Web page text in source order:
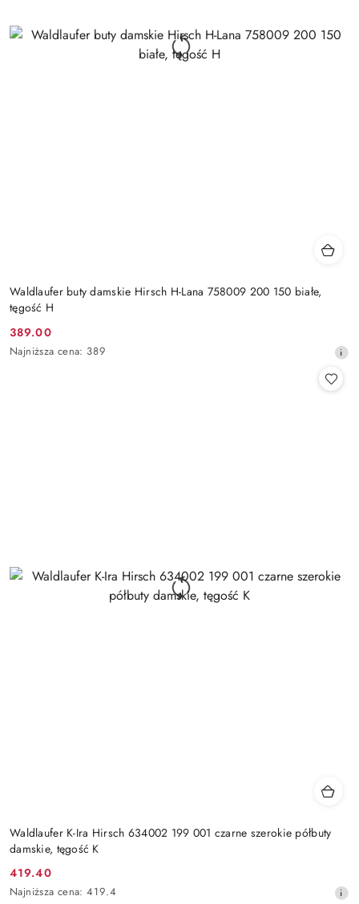
Waldlaufer buty damskie Hirsch H-Lana 758009 200 150 białe,
tęgość H
Cena
promocyjna:
389.00
Najniższa
Najniższa cena: 389
Waldlaufer K-Ira Hirsch 634002 199 001 czarne szerokie półbuty
damskie, tęgość K
Cena
419.40
Najniższa
Najniższa cena: 419.4